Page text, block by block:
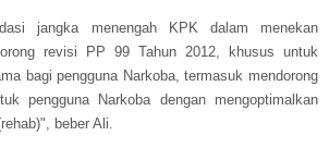
jangka menengah KPK dalam menekan
revisi PP 99 Tahun 2012, khusus untuk
bagi pengguna Narkoba, termasuk mendorong
pengguna Narkoba dengan mengoptimalkan
beber Ali.